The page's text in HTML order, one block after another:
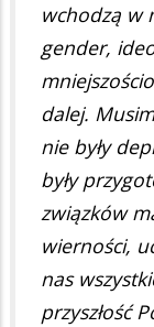
wchodzą w
gender,
dalej.
nie były
były
związków
wierności,
nas
przyszłość